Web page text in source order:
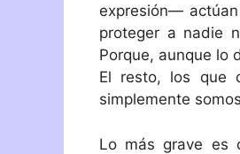
expresión—
proteger a nadie
Porque, aunque lo
El resto, los que
simplemente
Lo más grave es